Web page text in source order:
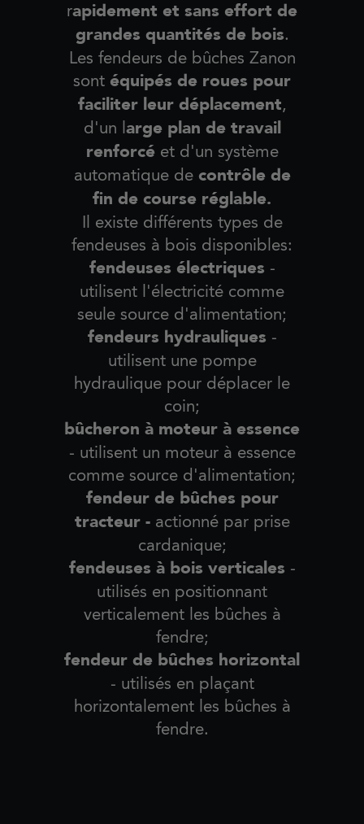
rapidement et sans effort de
grandes quantités de bois.
Les fendeurs de bûches Zanon
sont équipés de roues pour
faciliter leur déplacement,
d'un l arge plan de travail
renforcéet d'un système
automatique de contrôle de
fin de course réglable.
Il existe différents types de
fendeuses à bois disponibles:
fendeuses électriques -
utilisent l'électricité comme
seule source d'alimentation;
fendeurs hydrauliques -
utilisent une pompe
hydraulique pour déplacer le
coin;
bûcheron à moteur à essence
- utilisent un moteur à essence
comme source d'alimentation;
fendeur de bûches pour
tracteur -actionné par prise
cardanique;
fendeuses à bois verticales -
utilisés en positionnant
verticalement les bûches à
fendre;
fendeur de bûches horizontal
- utilisés en plaçant
horizontalement les bûches à
fendre.